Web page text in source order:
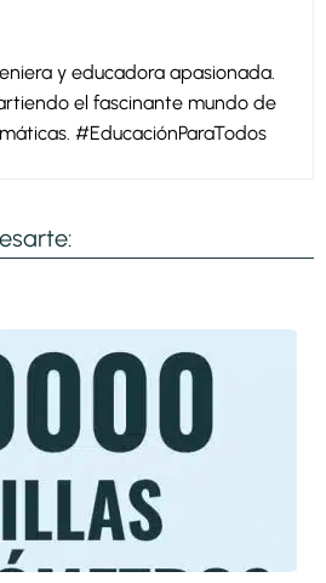
y educadora apasionada.
el fascinante mundo de
#EducaciónParaTodos